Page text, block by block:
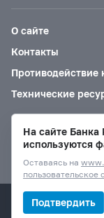
О сайте
Контакты
Противодействие
Технические
Версия для
© Банк России,
На сайте Банка
используются
Оставаясь на
пользовательское
Подтвердить